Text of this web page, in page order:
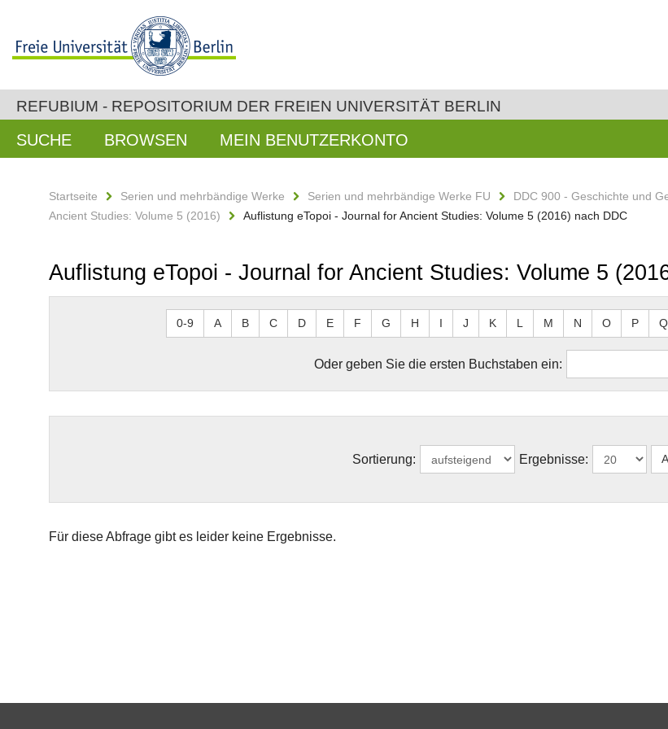
REFUBIUM - REPOSITORIUM DER FREIEN UNIVERSITÄT BERLIN
SUCHE BROWSEN MEIN BENUTZERKONTO
Startseite Serien und mehrbändige Werke Serien und mehrbändige Werke FU DDC 900 - Geschichte und
Ancient Studies: Volume 5 (2016)
Auflistung eTopoi - Journal for Ancient Studies: Volume 5 (2016) nach DDC
Auflistung eTopoi - Journal for Ancient Studies: Volume 5
0-9 A B C D E F G H I J K L M N O P Q
Oder geben Sie die ersten Buchstaben ein:
Sortierung: Ergebnisse:
Für diese Abfrage gibt es leider keine Ergebnisse.